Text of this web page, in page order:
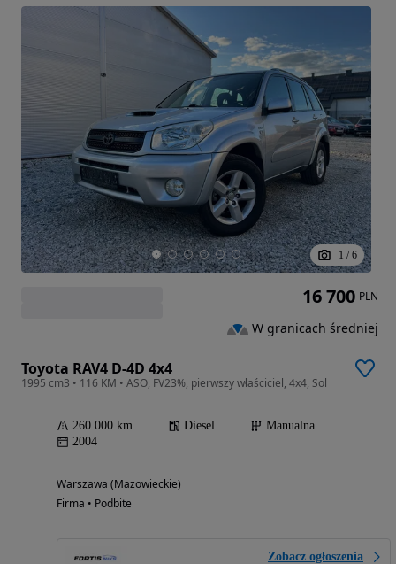
1 / 6
Toyota RAV4 D-4D 4x4
1995 cm3 • 116 KM • ASO, FV23%, pierwszy właściciel, 4x4, Sol
260 000 km Diesel
Manualna
2004
Warszawa (Mazowieckie)
Firma • Podbite
Zobacz ogłoszenia
16 700 PLN
W granicach średniej